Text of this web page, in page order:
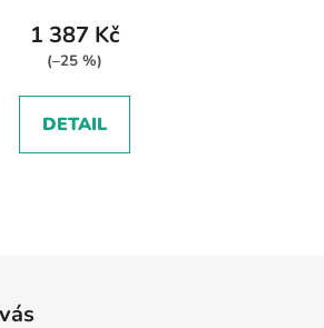
1 387 Kč
(–25 %)
DETAIL